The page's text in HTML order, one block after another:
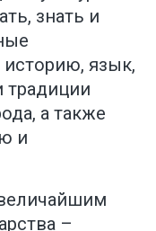
знать и
язык,
традиции
а также
и
–